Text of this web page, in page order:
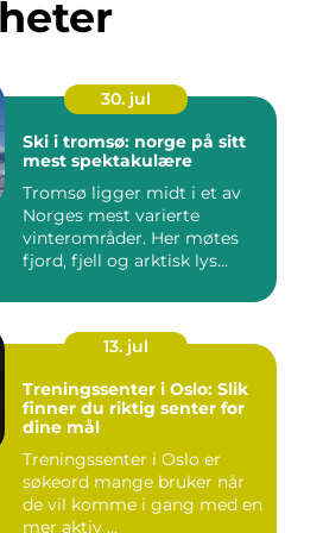
30. jul
Ski i tromsø: norge på sitt
mest spektakulære
Tromsø ligger midt i et av
Norges mest varierte
vinterområder. Her møtes
fjord, fjell og arktisk lys...
13. jul
Treningssenter i Oslo: Slik
finner du riktig senter for
dine mål
Treningssenter i Oslo er
søkeord mange bruker når
de vil komme i gang med en
mer aktiv ...